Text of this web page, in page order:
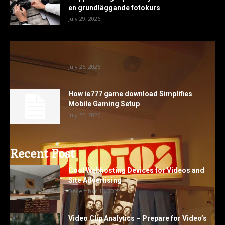
en grundläggande fotokurs
July 29, 2026
Memorable Family And Corporate Events
July 25, 2026
How ie777 game download Simplifies
Mobile Gaming Setup
July 22, 2026
Recent Post
Cool Webhosting Devices for Videos and
Site Advertising
December 15, 2022
Video Clip Analytics – Prepare for Video’s